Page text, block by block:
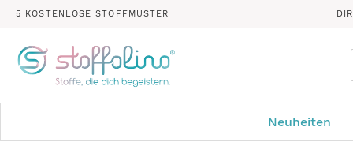
5 KOSTENLOSE STOFFMUSTER
Neuheiten